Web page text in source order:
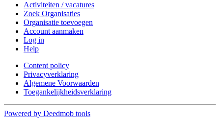
Activiteiten / vacatures
Zoek Organisaties
Organisatie toevoegen
Account aanmaken
Log in
Help
Content policy
Privacyverklaring
Algemene Voorwaarden
Toegankelijkheidsverklaring
Powered by Deedmob tools